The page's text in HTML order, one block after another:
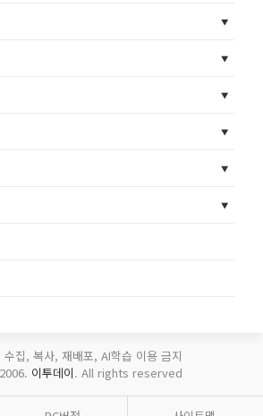
수집, 복사, 재배포, AI학습 이용 금지
이투데이. All rights reserved